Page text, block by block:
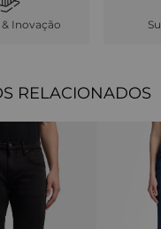
Inovação
RELACIONADOS